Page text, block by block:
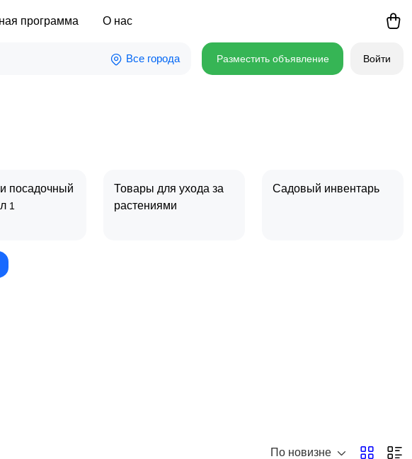
программа О нас
Все города Разместить объявление Войти
посадочный
1
Товары для ухода за
растениями
Садовый инвентарь
По новизне